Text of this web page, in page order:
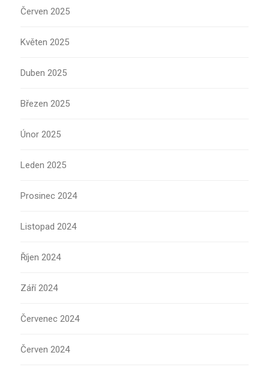
Červen 2025
Květen 2025
Duben 2025
Březen 2025
Únor 2025
Leden 2025
Prosinec 2024
Listopad 2024
Říjen 2024
Září 2024
Červenec 2024
Červen 2024